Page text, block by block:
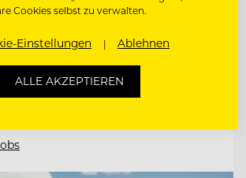
(M/W/D)
Cookies selbst zu verwalten.
Einstellungen Ablehnen
ALLE AKZEPTIEREN